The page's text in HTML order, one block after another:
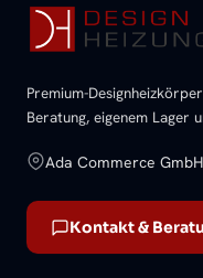
Premium-
Beratung, eigenem Lager
Ada Commerce
Kontakt &